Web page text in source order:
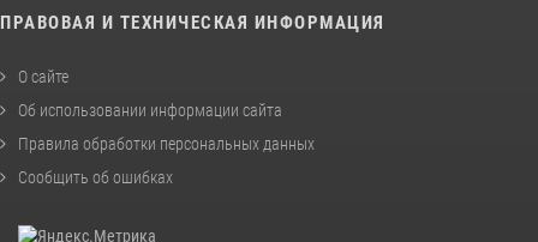
ПРАВОВАЯ И ТЕХНИЧЕСКАЯ ИНФОРМАЦИЯ
О сайте
Об использовании информации сайта
Правила обработки персональных данных
Сообщить об ошибках